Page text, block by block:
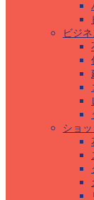
ビジ
ショ